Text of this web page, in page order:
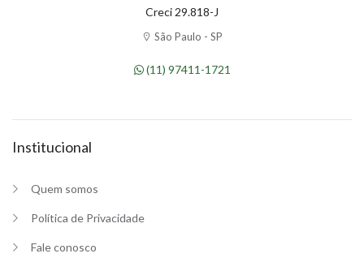
Creci 29.818-J
São Paulo - SP
(11) 97411-1721
Institucional
Quem somos
Política de Privacidade
Fale conosco